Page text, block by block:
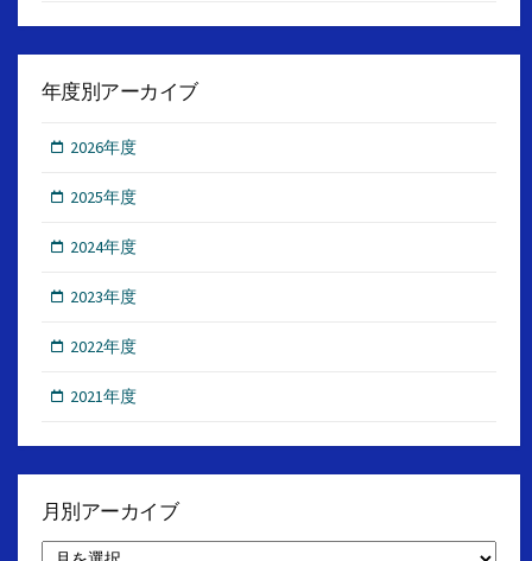
年度別アーカイブ
2026年度
2025年度
2024年度
2023年度
2022年度
2021年度
月別アーカイブ